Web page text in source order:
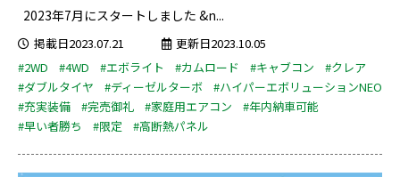
2023年7月にスタートしました &n...
掲載日2023.07.21
更新日2023.10.05
#2WD
#4WD #エボライト #カムロード #キャブコン
#クレア
#ダブルタイヤ
#ディーゼルターボ
#ハイパーエボリューションNEO
#充実装備
#完売御礼 #家庭用エアコン
#年内納車可能
#早い者勝ち
#限定 #高断熱パネル